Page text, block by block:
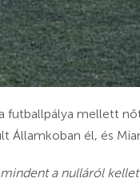
futballpálya mellett
Államkoban él, és
a nulláról